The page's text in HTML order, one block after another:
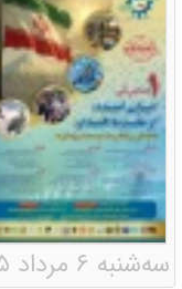
سه‌شنبه ۶ مرداد ۱۴۰۵